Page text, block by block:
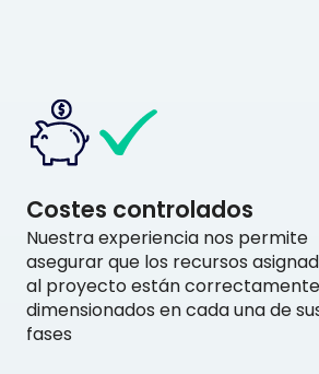
Costes controlados
Nuestra experiencia nos permite
asegurar que los recursos
al proyecto están correctamente
dimensionados en cada una de
fases